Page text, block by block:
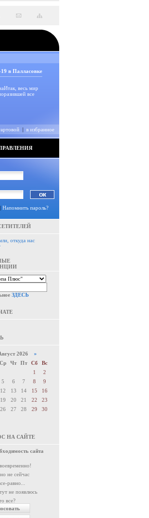
в Палласовке
весь мир
все
| в избранное
| Напомнить пароль?
ЗДЕСЬ
2026 »
Ср Чт Пт Сб
Вс
1
2
5 6 7 8
9
12 13 14 15
16
19 20 21 22
23
26 27 28 29
30
НА САЙТЕ
сайта
не сейчас
равно...
не появлюсь
все?